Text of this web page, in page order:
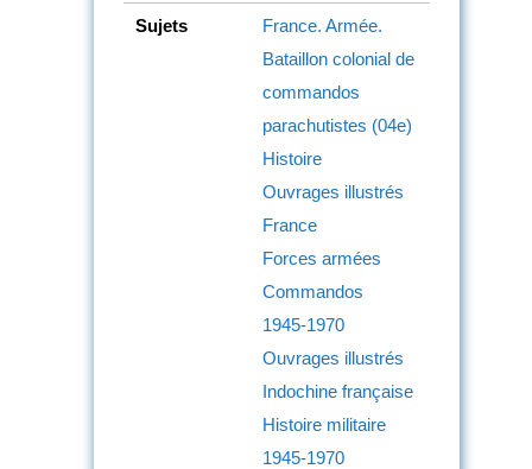
Sujets
France. Armée.
Bataillon colonial de
commandos
parachutistes (04e)
Histoire
Ouvrages illustrés
France
Forces armées
Commandos
1945-1970
Ouvrages illustrés
Indochine française
Histoire militaire
1945-1970